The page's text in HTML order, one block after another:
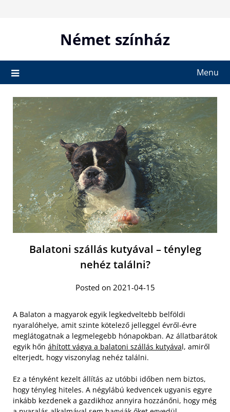
Német színház
Menu
Balatoni szállás kutyával – tényleg
nehéz találni?
Posted on 2021-04-15
A Balaton a magyarok egyik legkedveltebb belföldi
nyaralóhelye, amit szinte kötelező jelleggel évről-évre
meglátogatnak a legmelegebb hónapokban. Az állatbarátok
egyik hőn áhított vágya a balatoni szállás kutyával, amiről
elterjedt, hogy viszonylag nehéz találni.
Ez a tényként kezelt állítás az utóbbi időben nem biztos,
hogy tényleg hiteles. A négylábú kedvencek ugyanis egyre
inkább kezdenek a gazdikhoz annyira hozzánőni, hogy még